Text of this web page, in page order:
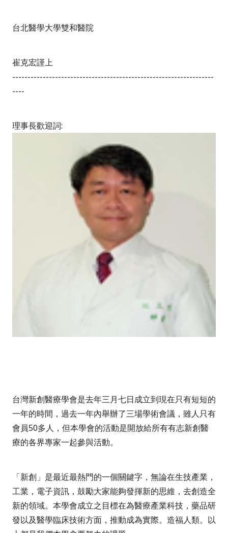
台北醫學大學雙和醫院
崔克宏謹上
------------------------------------------------------------------
----
理事長歡迎詞:
台灣新創醫療學會是去年三月七日成立到現在只有短短的
一年的時間，過去一年內舉辦了三場學術會議，雖人只有
會員50多人，但本學會的活動是開放給所有有志新創醫
療的各界專家一起參與活動。
「新創」是最近最熱門的一個關鍵字，無論在生技產業，
工業，電子資訊，鼓勵大家能夠發揮新的思維，去創造全
新的領域。本學會成立之目標在為醫療產業科技，藥品研
發以及醫學臨床技術方面，推動成為實際。造福人類。以